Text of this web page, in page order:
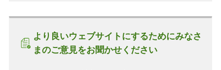
より良いウェブサイトにするためにみなさ
まのご意見をお聞かせください